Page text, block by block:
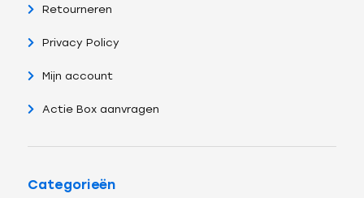
Retourneren
Privacy Policy
Mijn account
Actie Box aanvragen
Categorieën